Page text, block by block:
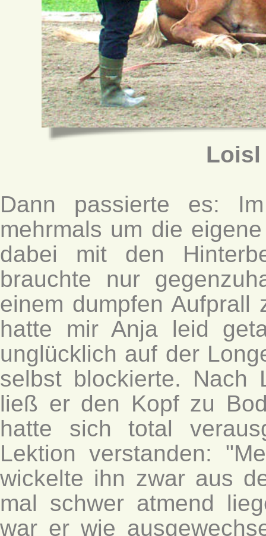
Loisl
Dann passierte es:
mehrmals um die
dabei mit den
brauchte nur
einem dumpfen
hatte mir Anja leid
unglücklich auf der
selbst blockierte. Nach
ließ er den Kopf zu
hatte sich total
Lektion verstanden:
wickelte ihn zwar aus
mal schwer atmend
war er wie